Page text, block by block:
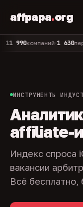
affpapa.org
компаний•1 630персон•
ИНСТРУМЕНТЫ
affiliate-
Индекс спроса
вакансии
Всё бесплатно,